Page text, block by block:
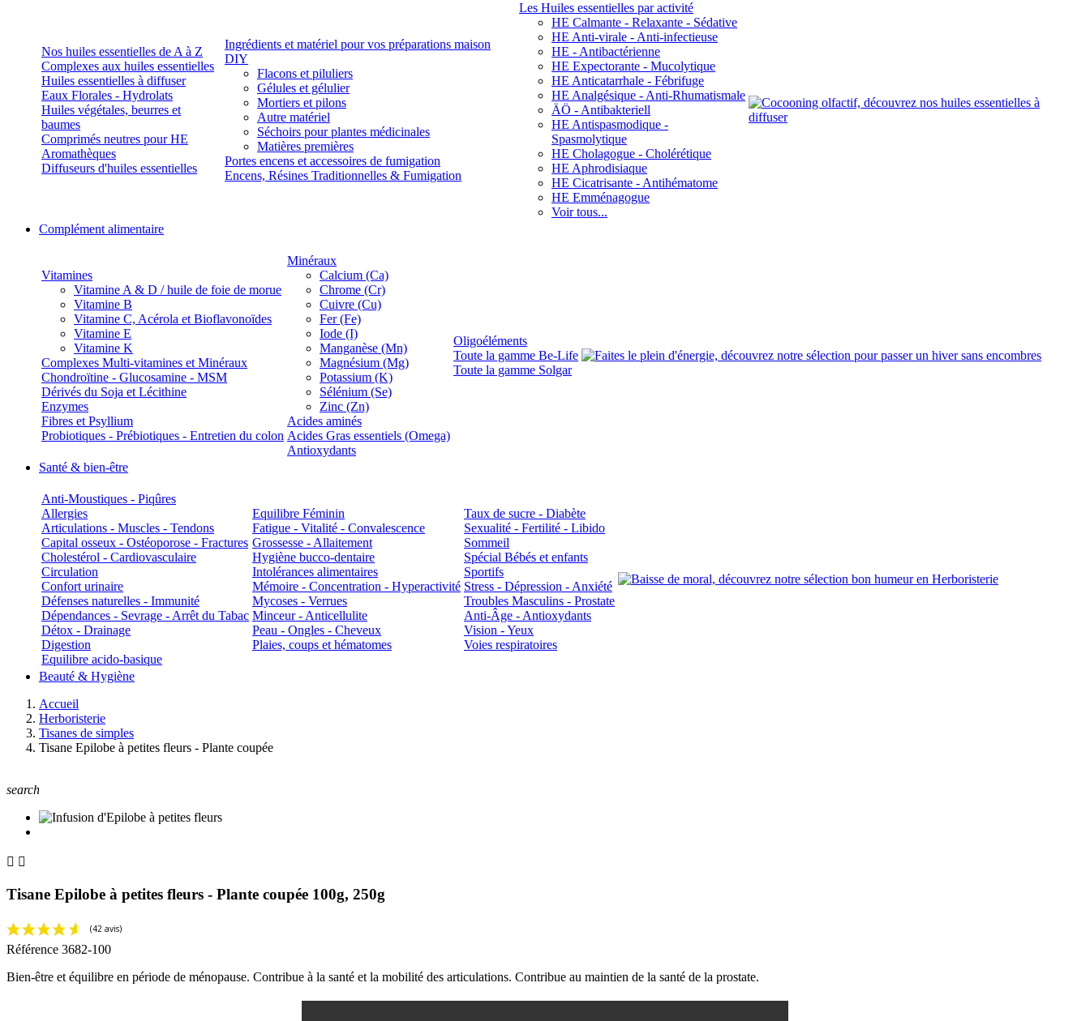
Nos huiles essentielles de A à Z
Complexes aux huiles essentielles
Huiles essentielles à diffuser
Eaux Florales - Hydrolats
Huiles végétales, beurres et
baumes
Comprimés neutres pour HE
Aromathèques
Diffuseurs d'huiles essentielles
Ingrédients et matériel pour vos préparations maison
DIY
Flacons et piluliers
Gélules et gélulier
Mortiers et pilons
Autre matériel
Séchoirs pour plantes médicinales
Matières premières
Portes encens et accessoires de fumigation
Encens, Résines Traditionnelles & Fumigation
Les Huiles essentielles par activité
HE Calmante - Relaxante - Sédative
HE Anti-virale - Anti-infectieuse
HE - Antibactérienne
HE Expectorante - Mucolytique
HE Anticatarrhale - Fébrifuge
HE Analgésique - Anti-Rhumatismale
ÄÖ - Antibakteriell
HE Antispasmodique -
Spasmolytique
HE Cholagogue - Cholérétique
HE Aphrodisiaque
HE Cicatrisante - Antihématome
HE Emménagogue
Voir tous...
Complément alimentaire
Vitamines
Vitamine A & D / huile de foie de morue
Vitamine B
Vitamine C, Acérola et Bioflavonoïdes
Vitamine E
Vitamine K
Complexes Multi-vitamines et Minéraux
Chondroïtine - Glucosamine - MSM
Dérivés du Soja et Lécithine
Enzymes
Fibres et Psyllium
Probiotiques - Prébiotiques - Entretien du colon
Minéraux
Calcium (Ca)
Chrome (Cr)
Cuivre (Cu)
Fer (Fe)
Iode (I)
Manganèse (Mn)
Magnésium (Mg)
Potassium (K)
Sélénium (Se)
Zinc (Zn)
Acides aminés
Acides Gras essentiels (Omega)
Antioxydants
Oligoéléments
Toute la gamme Be-Life
Toute la gamme Solgar
Santé & bien-être
Anti-Moustiques - Piqûres
Allergies
Articulations - Muscles - Tendons
Capital osseux - Ostéoporose - Fractures
Cholestérol - Cardiovasculaire
Circulation
Confort urinaire
Défenses naturelles - Immunité
Dépendances - Sevrage - Arrêt du Tabac
Détox - Drainage
Digestion
Equilibre acido-basique
Equilibre Féminin
Fatigue - Vitalité - Convalescence
Grossesse - Allaitement
Hygiène bucco-dentaire
Intolérances alimentaires
Mémoire - Concentration - Hyperactivité
Mycoses - Verrues
Minceur - Anticellulite
Peau - Ongles - Cheveux
Plaies, coups et hématomes
Taux de sucre - Diabète
Sexualité - Fertilité - Libido
Sommeil
Spécial Bébés et enfants
Sportifs
Stress - Dépression - Anxiété
Troubles Masculins - Prostate
Anti-Âge - Antioxydants
Vision - Yeux
Voies respiratoires
Beauté & Hygiène
Accueil
Herboristerie
Tisanes de simples
Tisane Epilobe à petites fleurs - Plante coupée
search
 
Tisane Epilobe à petites fleurs - Plante coupée 100g, 250g
Référence 3682-100
Bien-être et équilibre en période de ménopause. Contribue à la santé et la mobilité des articulations. Contribue au maintien de la santé de la prostate.